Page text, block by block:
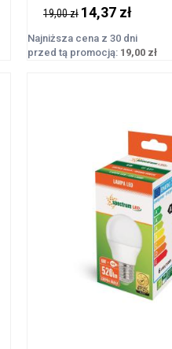
19,00 zł 14,37 zł
Najniższa cena z 30 dni
przed tą promocją: 19,00 zł